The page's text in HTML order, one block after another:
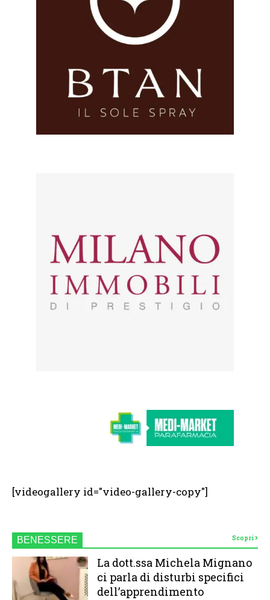
[videogallery id="video-gallery-copy"]
BENESSERE Scopri
La dott.ssa Michela Mignano
ci parla di disturbi specifici
dell’apprendimento